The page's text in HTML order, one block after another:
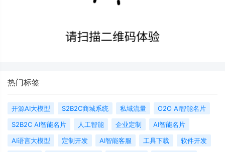
热门标签
开源AI大模型 S2B2C商城系统 私域流量
O2O AI智能名片
S2B2C AI智能名片
人工智能 企业定制
AI智能名片
AI语言大模型
定制开发 AI智能客服 工具下载
软件开发